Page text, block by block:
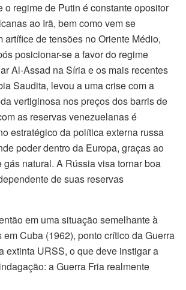
o regime de Putin é constante opositor
ao Irã, bem como vem se
artífice de tensões no Oriente Médio,
posicionar-se a favor do regime
Al-Assad na Síria e os mais recentes
Saudita, levou a uma crise com a
vertiginosa nos preços dos barris de
as reservas venezuelanas é
estratégico da política externa russa
poder dentro da Europa, graças ao
gás natural. A Rússia visa tornar boa
de suas reservas
em uma situação semelhante à
Cuba (1962), ponto crítico da Guerra
extinta URSS, o que deve instigar a
a Guerra Fria realmente